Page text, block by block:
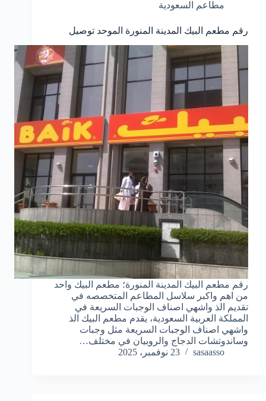
مطاعم السعودية
رقم مطعم البيك المدينة المنورة الموحد توصيل
رقم مطعم البيك المدينة المنورة؛ مطعم البيك واحد
من اهم واكبر سلاسل المطاعم المتخصصه في
تقديم الذ واشهي اصناف الوجبات السريعة في
المملكة العربية السعودية، يقدم مطعم البيك الذ
واشهي اصناف الوجبات السريعة مثل وجبات
وساندوتشات الدجاج والروبيان في مختلف…
sasaasso
23 نوفمبر، 2025